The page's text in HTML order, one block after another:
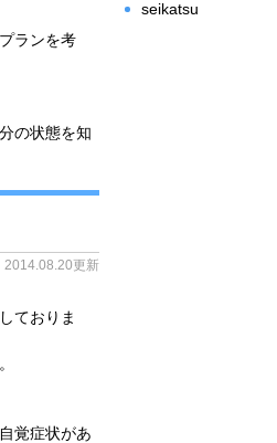
ランを考
の状態を知
2014.08.20更新
ておりま
覚症状があ
seikatsu